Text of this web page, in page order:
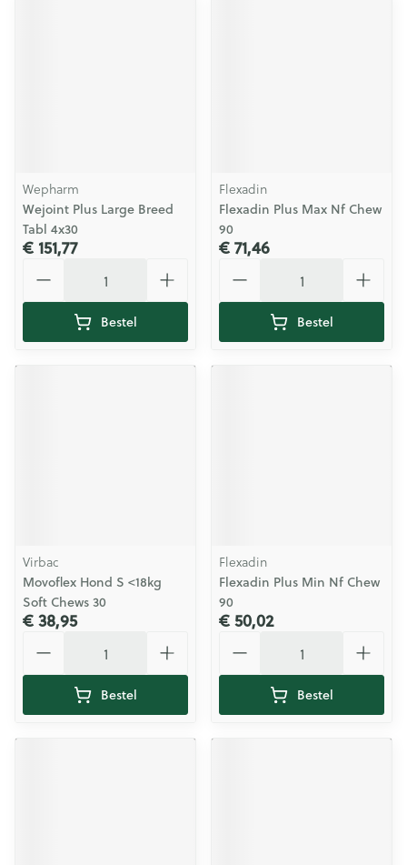
Wepharm
Wejoint Plus Large Breed
Tabl 4x30
€ 151,77
Bestel
Flexadin
Flexadin Plus Max Nf Chew
90
€ 71,46
Bestel
Virbac
Movoflex Hond S <18kg
Soft Chews 30
€ 38,95
Bestel
Flexadin
Flexadin Plus Min Nf Chew
90
€ 50,02
Bestel